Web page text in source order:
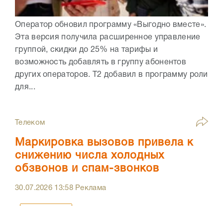
Оператор обновил программу «Выгодно вместе».
Эта версия получила расширенное управление
группой, скидки до 25% на тарифы и
возможность добавлять в группу абонентов
других операторов. Т2 добавил в программу роли
для...
Телеком
Маркировка вызовов привела к
снижению числа холодных
обзвонов и спам-звонков
30.07.2026 13:58Реклама